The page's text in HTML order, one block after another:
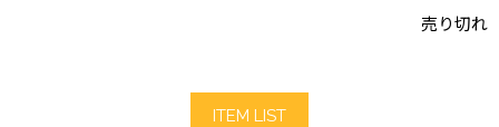
売り切れ
ITEM LIST